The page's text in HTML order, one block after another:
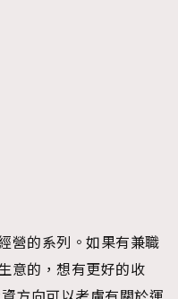
營的系列。如果有兼職
意的，想有更好的收